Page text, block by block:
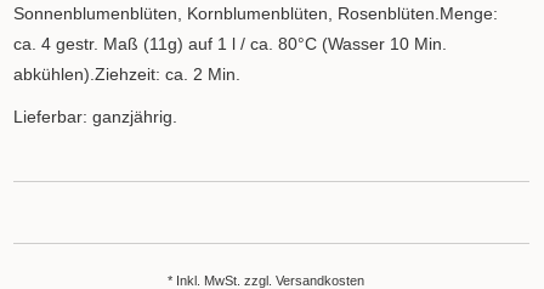
Sonnenblumenblüten, Kornblumenblüten, Rosenblüten.Menge:
ca. 4 gestr. Maß (11g) auf 1 l / ca. 80°C (Wasser 10 Min.
abkühlen).Ziehzeit: ca. 2 Min.
Lieferbar: ganzjährig.
* Inkl. MwSt. zzgl. Versandkosten